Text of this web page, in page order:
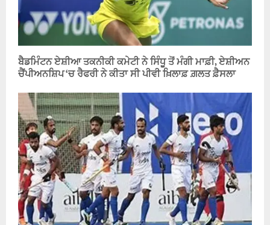
ਬੈਡਮਿੰਟਨ ਏਸ਼ੀਆ ਤਕਨੀਕੀ ਕਮੇਟੀ ਨੇ ਸਿੰਧੂ ਤੋਂ ਮੰਗੀ ਮਾਫ਼ੀ, ਏਸ਼ੀਅਨ
ਚੈਂਪੀਅਨਸ਼ਿਪ ‘ਚ ਰੈਫਰੀ ਨੇ ਕੀਤਾ ਸੀ ਪੀਵੀ ਖ਼ਿਲਾਫ਼ ਗ਼ਲਤ ਫ਼ੈਸਲਾ